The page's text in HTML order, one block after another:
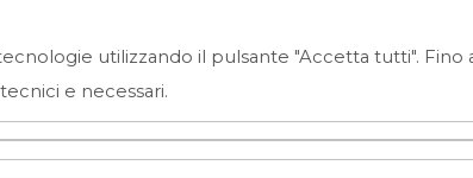
utilizzando il pulsante "Accetta tutti". Fino
e necessari.